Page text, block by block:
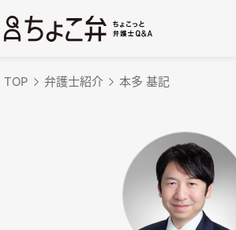
TOP 弁護士紹介 本多 基記